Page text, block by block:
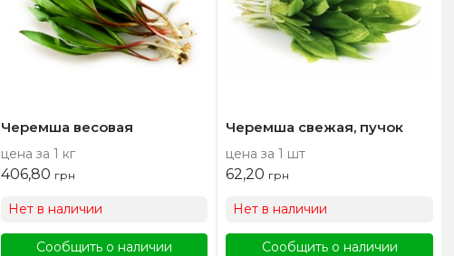
Черемша весовая
цена за 1 кг
406,80 грн
Нет в наличии
Сообщить о наличии
Черемша свежая, пучок
цена за 1 шт
62,20 грн
Нет в наличии
Сообщить о наличии